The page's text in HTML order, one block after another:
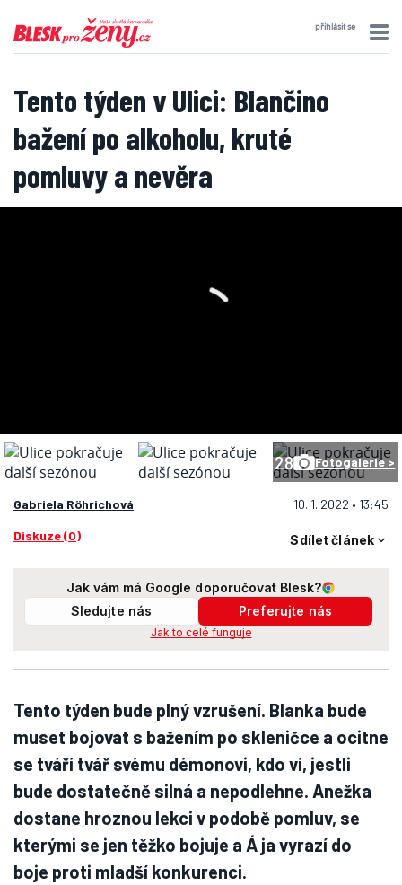
přihlásit se
Tento týden v Ulici: Blančino
bažení po alkoholu, kruté
pomluvy a nevěra
28 Fotogalerie >
Gabriela Röhrichová 10. 1. 2022 • 13:45
Diskuze (0) Sdílet článek
Jak vám má Google doporučovat Blesk?
Sledujte nás
Preferujte nás
Jak to celé funguje
Tento týden bude plný vzrušení. Blanka bude
muset bojovat s bažením po skleničce a ocitne
se tváří tvář svému démonovi, kdo ví, jestli
bude dostatečně silná a nepodlehne. Anežka
dostane hroznou lekci v podobě pomluv, se
kterými se jen těžko bojuje a Á ja vyrazí do
boje proti mladší konkurenci.